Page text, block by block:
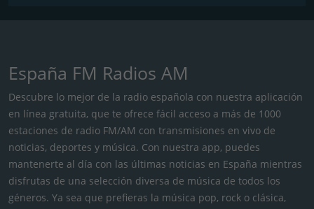
España FM Radios AM
Descubre lo mejor de la radio española con nuestra aplicación
en línea gratuita, que te ofrece fácil acceso a más de 1000
estaciones de radio FM/AM con transmisiones en vivo de
noticias, deportes y música. Con nuestra app, puedes
mantenerte al día con las últimas noticias en España mientras
disfrutas de una selección diversa de música de todos los
géneros. Ya sea que prefieras la música pop, rock o clásica,